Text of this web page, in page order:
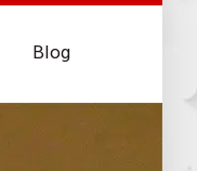
Blog